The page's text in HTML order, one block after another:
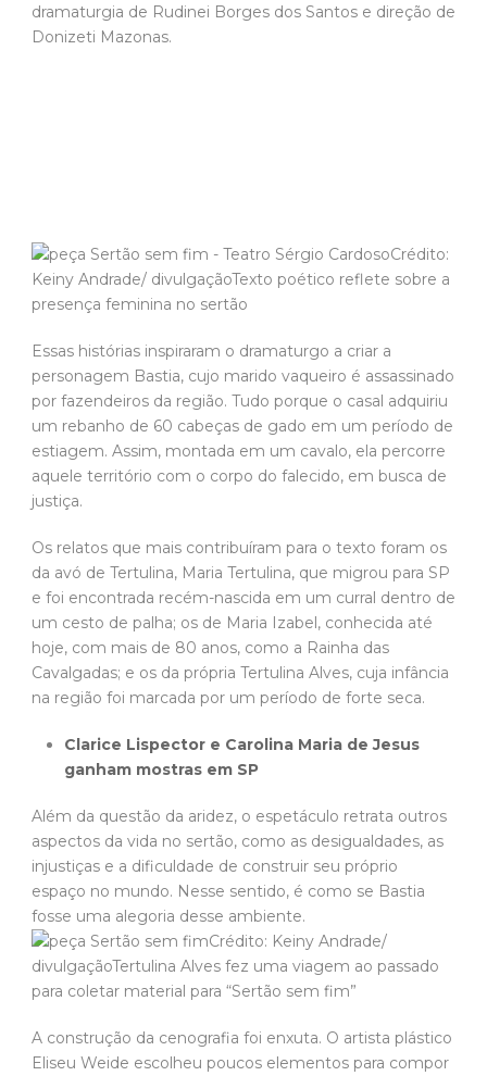
dramaturgia de Rudinei Borges dos Santos e direção de
Donizeti Mazonas.
Crédito:
Keiny Andrade/ divulgaçãoTexto poético reflete sobre a
presença feminina no sertão
Essas histórias inspiraram o dramaturgo a criar a
personagem Bastia, cujo marido vaqueiro é assassinado
por fazendeiros da região. Tudo porque o casal adquiriu
um rebanho de 60 cabeças de gado em um período de
estiagem. Assim, montada em um cavalo, ela percorre
aquele território com o corpo do falecido, em busca de
justiça.
Os relatos que mais contribuíram para o texto foram os
da avó de Tertulina, Maria Tertulina, que migrou para SP
e foi encontrada recém-nascida em um curral dentro de
um cesto de palha; os de Maria Izabel, conhecida até
hoje, com mais de 80 anos, como a Rainha das
Cavalgadas; e os da própria Tertulina Alves, cuja infância
na região foi marcada por um período de forte seca.
Clarice Lispector e Carolina Maria de Jesus
ganham mostras em SP
Além da questão da aridez, o espetáculo retrata outros
aspectos da vida no sertão, como as desigualdades, as
injustiças e a dificuldade de construir seu próprio
espaço no mundo. Nesse sentido, é como se Bastia
fosse uma alegoria desse ambiente.
Crédito: Keiny Andrade/
divulgaçãoTertulina Alves fez uma viagem ao passado
para coletar material para “Sertão sem fim”
A construção da cenografia foi enxuta. O artista plástico
Eliseu Weide escolheu poucos elementos para compor